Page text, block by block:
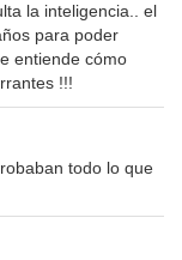
la inteligencia.. el
para poder
entiende cómo
!!!
todo lo que